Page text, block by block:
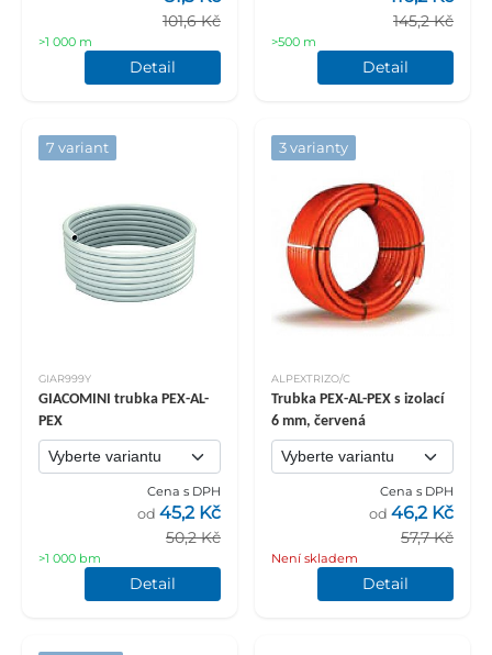
101,6 Kč
>1 000 m
Detail
145,2 Kč
>500 m
Detail
7 variant
GIAR999Y
GIACOMINI trubka PEX-AL-
PEX
Cena s DPH
50,2 Kč
od 45,2 Kč
>1 000 bm
Detail
3 varianty
ALPEXTRIZO/C
Trubka PEX-AL-PEX s izolací
6 mm, červená
Cena s DPH
57,7 Kč
od 46,2 Kč
Není skladem
Detail